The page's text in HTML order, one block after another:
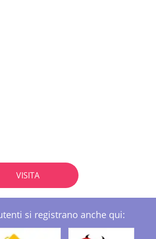
VISITA
si registrano anche qui: